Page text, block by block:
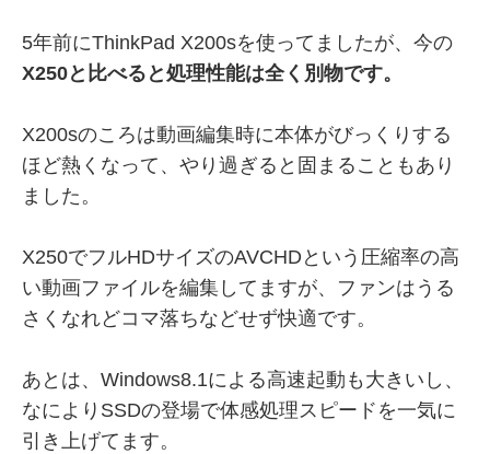
5年前にThinkPad X200sを使ってましたが、今の
X250と比べると処理性能は全く別物です。
X200sのころは動画編集時に本体がびっくりする
ほど熱くなって、やり過ぎると固まることもあり
ました。
X250でフルHDサイズのAVCHDという圧縮率の高
い動画ファイルを編集してますが、ファンはうる
さくなれどコマ落ちなどせず快適です。
あとは、Windows8.1による高速起動も大きいし、
なによりSSDの登場で体感処理スピードを一気に
引き上げてます。